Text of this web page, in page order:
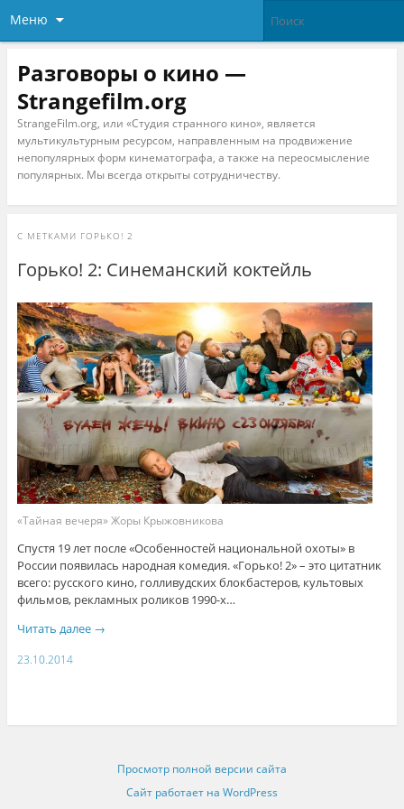
Меню
Разговоры о кино —
Strangefilm.org
StrangeFilm.org, или «Студия странного кино», является
мультикультурным ресурсом, направленным на продвижение
непопулярных форм кинематографа, а также на переосмысление
популярных. Мы всегда открыты сотрудничеству.
С МЕТКАМИ ГОРЬКО! 2
Горько! 2: Синеманский коктейль
«Тайная вечеря» Жоры Крыжовникова
Спустя 19 лет после «Особенностей национальной охоты» в
России появилась народная комедия. «Горько! 2» – это цитатник
всего: русского кино, голливудских блокбастеров, культовых
фильмов, рекламных роликов 1990-х…
Читать далее →
23.10.2014
Просмотр полной версии сайта
Сайт работает на WordPress